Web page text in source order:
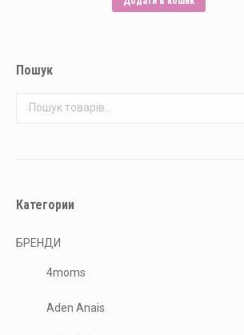
Пошук
Категории
БРЕНДИ
4moms
Aden Anais